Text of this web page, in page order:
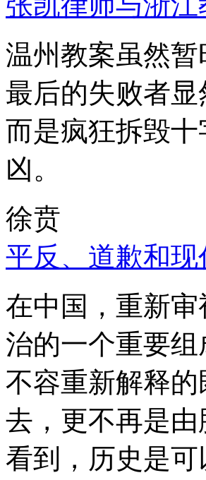
温州教案虽然
最后的失败者
而是疯狂拆毁
凶。
徐贲
平反、道歉和
在中国，重新
治的一个重要
不容重新解释
去，更不再是
看到，历史是